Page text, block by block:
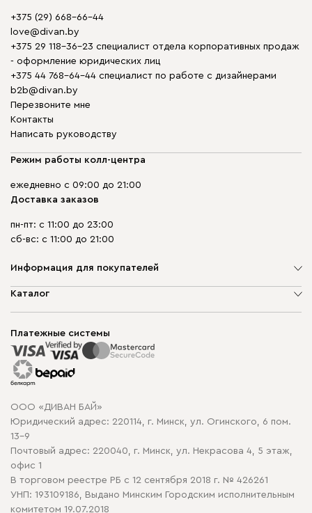
+375 (29) 668-66-44
love@divan.by
+375 29 118-36-23 специалист отдела корпоративных продаж
- оформление юридических лиц
+375 44 768-64-44 специалист по работе с дизайнерами
b2b@divan.by
Перезвоните мне
Контакты
Написать руководству
Режим работы колл-центра
ежедневно с 09:00 до 21:00
Доставка заказов
пн-пт: с 11:00 до 23:00
сб-вс: с 11:00 до 21:00
Информация для покупателей
О компании
Способы оплаты
Рассрочка и кредит
Гарантия
Карта сайта
Политика конфиденциальности
Политика в отношении обработки cookie
Каталог
Корпусная мебель
Распродажа мебели
Платежные системы
ООО «ДИВАН БАЙ»
Юридический адрес: 220114, г. Минск, ул. Огинского, 6 пом.
13-9
Почтовый адрес: 220040, г. Минск, ул. Некрасова 4, 5 этаж,
офис 1
В торговом реестре РБ с 12 сентября 2018 г. № 426261
УНП: 193109186, Выдано Минским Городским исполнительным
комитетом 19.07.2018